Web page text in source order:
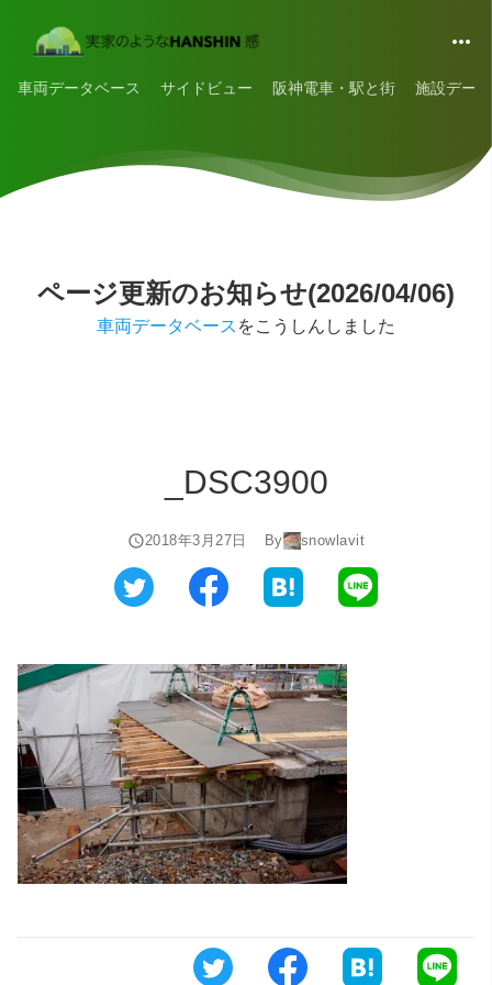
車両データベース サイドビュー 阪神電車・駅と街 施設デー
ページ更新のお知らせ(2026/04/06)
車両データベース をこうしんしました
_DSC3900
2018年3月27日 By snowlavit